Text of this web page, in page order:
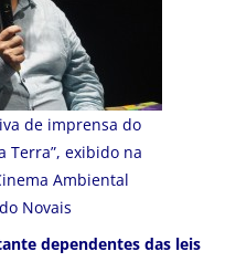
de imprensa do
Terra”, exibido na
Ambiental
Novais
dependentes das leis